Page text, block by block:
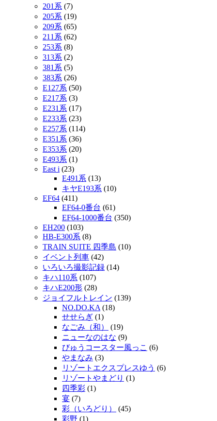
201系 (7)
205系 (19)
209系 (65)
211系 (62)
253系 (8)
313系 (2)
381系 (5)
383系 (26)
E127系 (50)
E217系 (3)
E231系 (17)
E233系 (23)
E257系 (114)
E351系 (36)
E353系 (20)
E493系 (1)
East i (23)
E491系 (13)
キヤE193系 (10)
EF64 (411)
EF64-0番台 (61)
EF64-1000番台 (350)
EH200 (103)
HB-E300系 (8)
TRAIN SUITE 四季島 (10)
イベント列車 (42)
いろいろ撮影記録 (14)
キハ110系 (107)
キハE200形 (28)
ジョイフルトレイン (139)
NO.DO.KA (18)
せせらぎ (1)
なごみ（和）
(19)
ニューなのはな (9)
びゅうコースター風っこ (6)
やまなみ (3)
リゾートエクスプレスゆう (6)
リゾートやまどり (1)
四季彩 (1)
宴 (7)
彩（いろどり）
(45)
彩野 (1)